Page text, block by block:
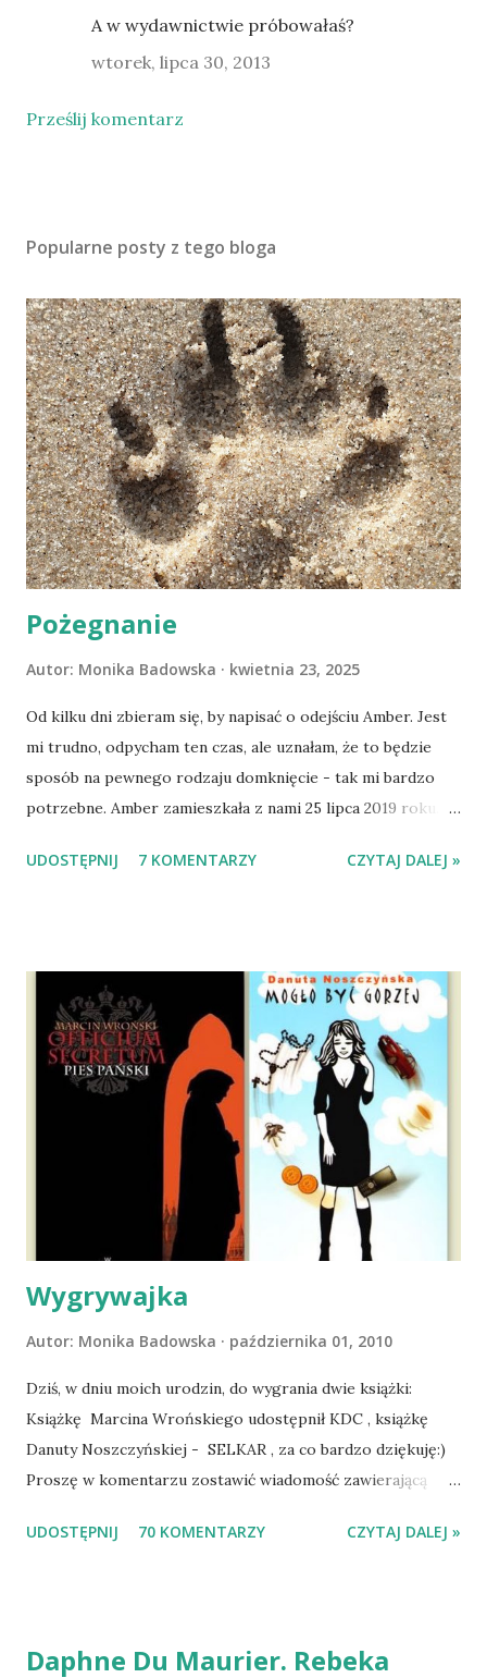
A w wydawnictwie próbowałaś?
wtorek, lipca 30, 2013
Prześlij komentarz
Popularne posty z tego bloga
Pożegnanie
Autor: Monika Badowska kwietnia 23, 2025
Od kilku dni zbieram się, by napisać o odejściu Amber. Jest
mi trudno, odpycham ten czas, ale uznałam, że to będzie
sposób na pewnego rodzaju domknięcie - tak mi bardzo
potrzebne. Amber zamieszkała z nami 25 lipca 2019 roku.
Mazowieckim, pojechaliśmy na wizytę zapoznawczą, a kilka
wspólnego życia przeczytacie TUTAJ i TUTAJ . Gdy już
nieco okrzepliśmy w codzienności z psem, a Amber - z
ludźmi i kotami, pojawił się pomysł na wspólny jesienny
wyjazd w Beskid Niski. Zanim to jednak się stało psica miała
atak padaczki, co spowodowało, że wyjazd odwołaliśmy,
wdrożyliśmy leczenie i od nowa zaczęliśmy oswajać z nami i
wspólnym życiem zdezorientowanego chorobą psa. Udało
się ustabilizować zawirowania zdrowotne i wówczas
zaczęliśmy się cieszyć sobą wzajemnie już na 100%.
Dopier...
UDOSTĘPNIJ 7 KOMENTARZY CZYTAJ DALEJ »
Wygrywajka
Autor: Monika Badowska października 01, 2010
Dziś, w dniu moich urodzin, do wygrania dwie książki:
Książkę Marcina Wrońskiego udostępnił KDC , książkę
Danuty Noszczyńskiej - SELKAR , za co bardzo dziękuję:)
Proszę w komentarzu zostawić wiadomość zawierającą
Losowanie odbędzie się w niedzielę o 8:00. Zapraszam
UDOSTĘPNIJ 70 KOMENTARZY CZYTAJ DALEJ »
Daphne Du Maurier. Rebeka